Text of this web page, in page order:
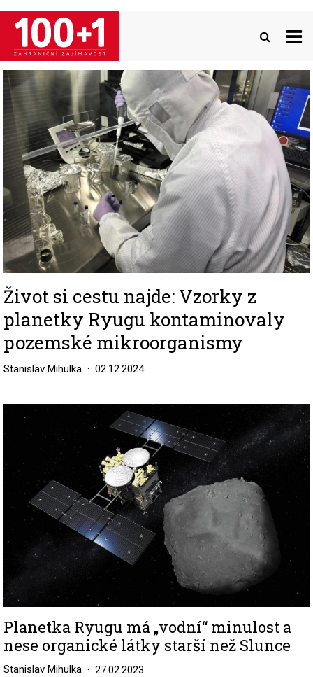
Přejít
hlavnímu
obsahu
Image
Život si cestu najde: Vzorky z
planetky Ryugu kontaminovaly
pozemské mikroorganismy
Stanislav Mihulka 02.12.2024
Image
Planetka Ryugu má „vodní“ minulost a
nese organické látky starší než Slunce
Stanislav Mihulka 27.02.2023